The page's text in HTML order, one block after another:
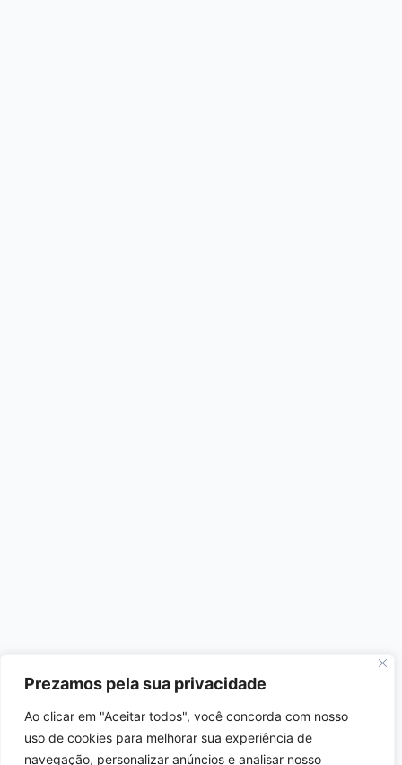
Prezamos pela sua privacidade
Ao clicar em "Aceitar todos", você concorda com nosso
uso de cookies para melhorar sua experiência de
navegação, personalizar anúncios e analisar nosso